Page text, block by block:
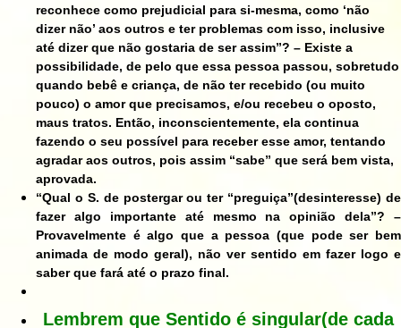
reconhece como prejudicial para si-mesma, como ‘não
dizer não’ aos outros e ter problemas com isso, inclusive
até dizer que não gostaria de ser assim”? – Existe a
possibilidade, de pelo que essa pessoa passou, sobretudo
quando bebê e criança, de não ter recebido (ou muito
pouco) o amor que precisamos, e/ou recebeu o oposto,
maus tratos. Então, inconscientemente, ela continua
fazendo o seu possível para receber esse amor, tentando
agradar aos outros, pois assim “sabe” que será bem vista,
aprovada.
“Qual o S. de postergar ou ter “preguiça”(desinteresse) de
fazer algo importante até mesmo na opinião dela”? –
Provavelmente é algo que a pessoa (que pode ser bem
animada de modo geral), não ver sentido em fazer logo e
saber que fará até o prazo final.
Lembrem que Sentido é singular(de cada